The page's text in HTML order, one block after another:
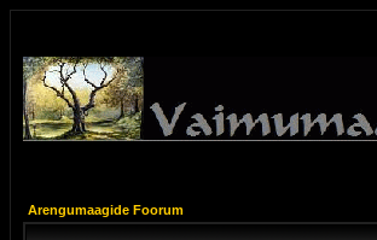
Arengumaagide Foorum